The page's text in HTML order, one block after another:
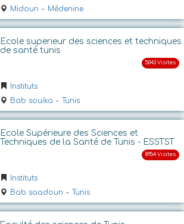
Midoun - Médenine
Ecole superieur des sciences et techniques
de santé tunis
Instituts
Bab souika - Tunis
Ecole Supérieure des Sciences et
Techniques de la Santé de Tunis - ESSTST
Instituts
Bab saadoun - Tunis